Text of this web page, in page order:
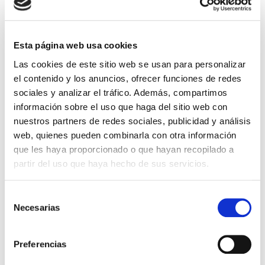
Esta página web usa cookies
Las cookies de este sitio web se usan para personalizar
el contenido y los anuncios, ofrecer funciones de redes
sociales y analizar el tráfico. Además, compartimos
información sobre el uso que haga del sitio web con
nuestros partners de redes sociales, publicidad y análisis
web, quienes pueden combinarla con otra información
que les haya proporcionado o que hayan recopilado a
partir del uso que haya hecho de sus servicios.
Necesarias
Preferencias
(SIN IVA).
Los que compraron este
producto, también
compraron